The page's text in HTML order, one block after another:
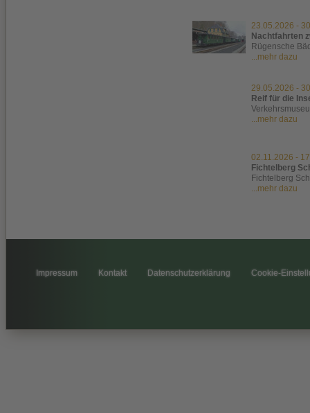
23.05.2026 -
Nachtfahrten
Rügensche
...mehr dazu
29.05.2026 -
Reif für die
...mehr dazu
02.11.2026 -
Fichtelberg
Fichtelberg
...mehr dazu
Impressum Kontakt Datenschutzerklärung Cookie-